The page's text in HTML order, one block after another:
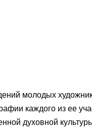
молодых
каждого из ее
духовной